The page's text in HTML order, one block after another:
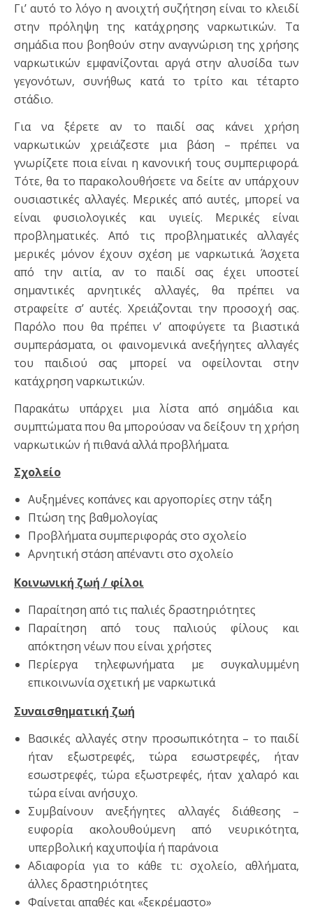
Γι’ αυτό το λόγο η ανοιχτή συζήτηση είναι το κλειδί
στην πρόληψη της κατάχρησης ναρκωτικών. Τα
σημάδια που βοηθούν στην αναγνώριση της χρήσης
ναρκωτικών εμφανίζονται αργά στην αλυσίδα των
γεγονότων, συνήθως κατά το τρίτο και τέταρτο
στάδιο.
Για να ξέρετε αν το παιδί σας κάνει χρήση
ναρκωτικών χρειάζεστε μια βάση – πρέπει να
γνωρίζετε ποια είναι η κανονική τους συμπεριφορά.
Τότε, θα το παρακολουθήσετε να δείτε αν υπάρχουν
ουσιαστικές αλλαγές. Μερικές από αυτές, μπορεί να
είναι φυσιολογικές και υγιείς. Μερικές είναι
προβληματικές. Από τις προβληματικές αλλαγές
μερικές μόνον έχουν σχέση με ναρκωτικά. Άσχετα
από την αιτία, αν το παιδί σας έχει υποστεί
σημαντικές αρνητικές αλλαγές, θα πρέπει να
στραφείτε σ’ αυτές. Χρειάζονται την προσοχή σας.
Παρόλο που θα πρέπει ν’ αποφύγετε τα βιαστικά
συμπεράσματα, οι φαινομενικά ανεξήγητες αλλαγές
του παιδιού σας μπορεί να οφείλονται στην
κατάχρηση ναρκωτικών.
Παρακάτω υπάρχει μια λίστα από σημάδια και
συμπτώματα που θα μπορούσαν να δείξουν τη χρήση
ναρκωτικών ή πιθανά αλλά προβλήματα.
Σχολείο
Αυξημένες κοπάνες και αργοπορίες στην τάξη
Πτώση της βαθμολογίας
Προβλήματα συμπεριφοράς στο σχολείο
Αρνητική στάση απέναντι στο σχολείο
Κοινωνική ζωή / φίλοι
Παραίτηση από τις παλιές δραστηριότητες
Παραίτηση από τους παλιούς φίλους και
απόκτηση νέων που είναι χρήστες
Περίεργα τηλεφωνήματα με συγκαλυμμένη
επικοινωνία σχετική με ναρκωτικά
Συναισθηματική ζωή
Βασικές αλλαγές στην προσωπικότητα – το παιδί
ήταν εξωστρεφές, τώρα εσωστρεφές, ήταν
εσωστρεφές, τώρα εξωστρεφές, ήταν χαλαρό και
τώρα είναι ανήσυχο.
Συμβαίνουν ανεξήγητες αλλαγές διάθεσης –
ευφορία ακολουθούμενη από νευρικότητα,
υπερβολική καχυποψία ή παράνοια
Αδιαφορία για το κάθε τι: σχολείο, αθλήματα,
άλλες δραστηριότητες
Φαίνεται απαθές και «ξεκρέμαστο»